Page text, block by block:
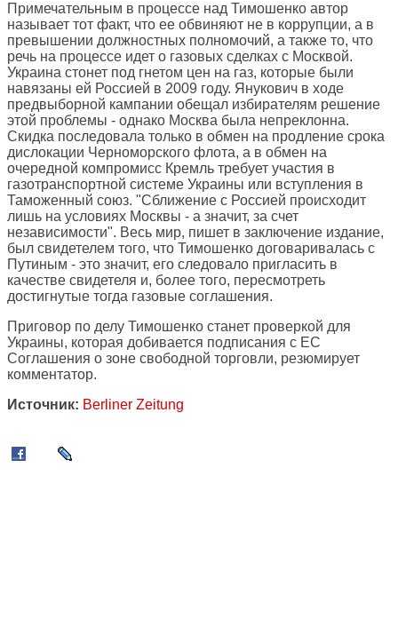
Примечательным в процессе над Тимошенко автор
называет тот факт, что ее обвиняют не в коррупции, а в
превышении должностных полномочий, а также то, что
речь на процессе идет о газовых сделках с Москвой.
Украина стонет под гнетом цен на газ, которые были
навязаны ей Россией в 2009 году. Янукович в ходе
предвыборной кампании обещал избирателям решение
этой проблемы - однако Москва была непреклонна.
Скидка последовала только в обмен на продление срока
дислокации Черноморского флота, а в обмен на
очередной компромисс Кремль требует участия в
газотранспортной системе Украины или вступления в
Таможенный союз. "Сближение с Россией происходит
лишь на условиях Москвы - а значит, за счет
независимости". Весь мир, пишет в заключение издание,
был свидетелем того, что Тимошенко договаривалась с
Путиным - это значит, его следовало пригласить в
качестве свидетеля и, более того, пересмотреть
достигнутые тогда газовые соглашения.
Приговор по делу Тимошенко станет проверкой для
Украины, которая добивается подписания с ЕС
Соглашения о зоне свободной торговли, резюмирует
комментатор.
Источник: Berliner Zeitung